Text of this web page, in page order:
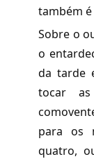
também
Sobre o
o
da tarde
tocar
para os
quatro,